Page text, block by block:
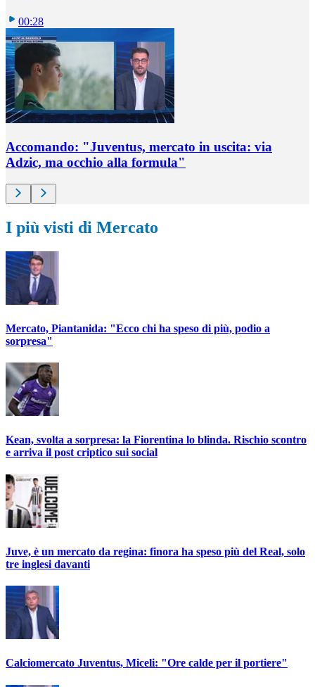
00:28
Accomando: "Juventus, mercato in uscita: via
Adzic, ma occhio alla formula"
I più visti di Mercato
Mercato, Piantanida: "Ecco chi ha speso di più, podio a
sorpresa"
Kean, svolta a sorpresa: la Fiorentina lo blinda. Rischio scontro
e arriva il post criptico sui social
Juve, è un mercato da regina: finora ha speso più del Real, solo
tre inglesi davanti
Calciomercato Juventus, Miceli: "Ore calde per il portiere"